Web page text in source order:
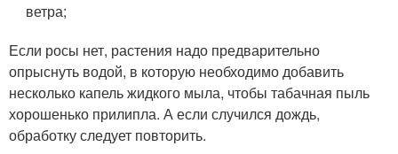
ветра;
Если росы нет, растения надо предварительно
опрыснуть водой, в которую необходимо добавить
несколько капель жидкого мыла, чтобы табачная пыль
хорошенько прилипла. А если случился дождь,
обработку следует повторить.